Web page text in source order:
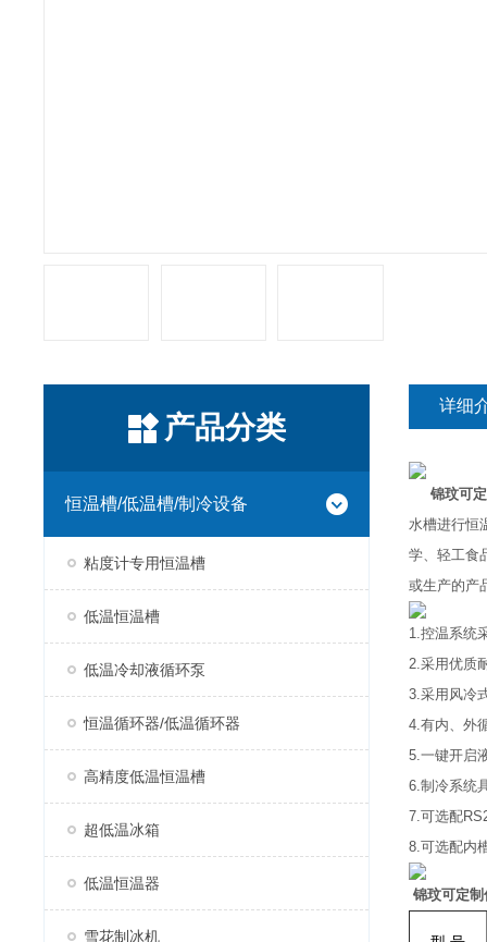
产品分类
恒温槽/低温槽/制冷设备
粘度计专用恒温槽
低温恒温槽
低温冷却液循环泵
恒温循环器/低温循环器
高精度低温恒温槽
超低温冰箱
低温恒温器
雪花制冰机
详细
锦玟可
水槽进行恒
学、轻工食
或生产的产
1.控温系统
2.采用优质
3.采用风冷
4.有内、外
5.一键开启
6.制冷系统
7.可选配
8.可选配内
锦玟可定